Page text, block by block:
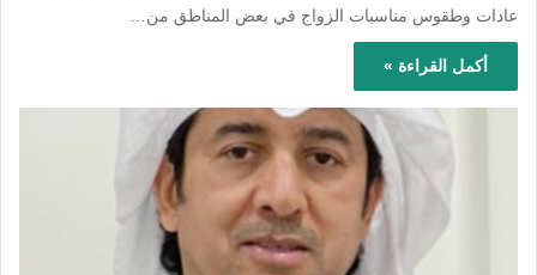
عادات وطقوس مناسبات الزواج في بعض المناطق من…
أكمل القراءة »